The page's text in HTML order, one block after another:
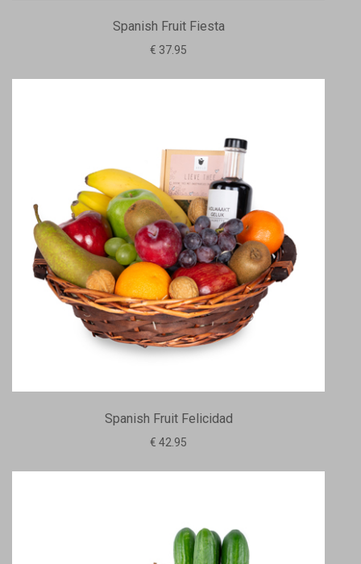
Spanish Fruit Fiesta
€ 37.95
Spanish Fruit Felicidad
€ 42.95